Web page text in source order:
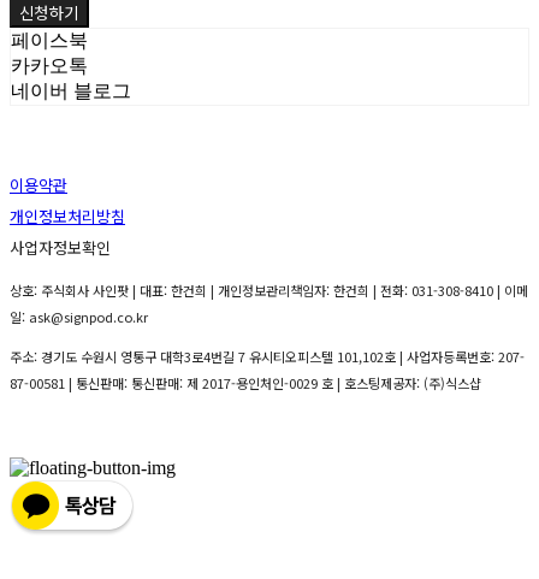
신청하기
페이스북
카카오톡
네이버 블로그
이용약관
개인정보처리방침
사업자정보확인
상호: 주식회사 사인팟 | 대표: 한건희 | 개인정보관리책임자: 한건희 | 전화: 031-308-8410 | 이메
일: ask@signpod.co.kr
주소: 경기도 수원시 영통구 대학3로4번길 7 유시티오피스텔 101,102호 | 사업자등록번호:207-
87-00581 | 통신판매: 통신판매: 제 2017-용인처인-0029 호 | 호스팅제공자: (주)식스샵